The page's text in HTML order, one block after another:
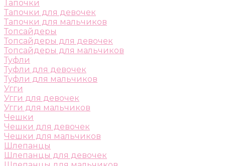
Тапочки
Тапочки для девочек
Тапочки для мальчиков
Топсайдеры
Топсайдеры для девочек
Топсайдеры для мальчиков
Туфли
Туфли для девочек
Туфли для мальчиков
Угги
Угги для девочек
Угги для мальчиков
Чешки
Чешки для девочек
Чешки для мальчиков
Шлепанцы
Шлепанцы для девочек